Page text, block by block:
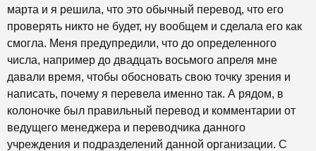
марта и я решила, что это обычный перевод, что его
проверять никто не будет, ну вообщем и сделала его как
смогла. Меня предупредили, что до определенного
числа, например до двадцать восьмого апреля мне
давали время, чтобы обосновать свою точку зрения и
написать, почему я перевела именно так. А рядом, в
колоночке был правильный перевод и комментарии от
ведущего менеджера и переводчика данного
учреждения и подразделений данной организации. С